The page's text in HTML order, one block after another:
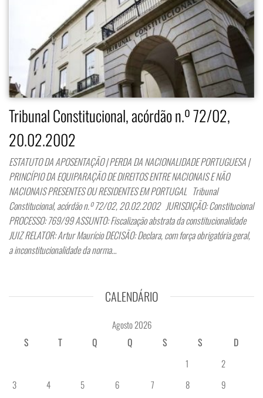
Tribunal Constitucional, acórdão n.º 72/02,
20.02.2002
ESTATUTO DA APOSENTAÇÃO | PERDA DA NACIONALIDADE PORTUGUESA |
PRINCÍPIO DA EQUIPARAÇÃO DE DIREITOS ENTRE NACIONAIS E NÃO
NACIONAIS PRESENTES OU RESIDENTES EM PORTUGAL Tribunal
Constitucional, acórdão n.º 72/02, 20.02.2002 JURISDIÇÃO: Constitucional
PROCESSO: 769/99 ASSUNTO: Fiscalização abstrata da constitucionalidade
JUIZ RELATOR: Artur Maurício DECISÃO: Declara, com força obrigatória geral,
a inconstitucionalidade da norma…
CALENDÁRIO
Agosto 2026
S
T Q Q S S
D
1
2
3
4 5 6 7 8
9